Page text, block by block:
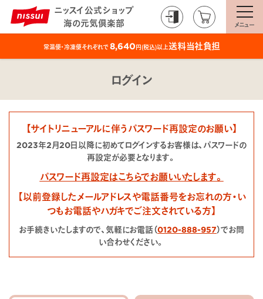
ニッスイ公式ショップ
海の元気倶楽部
メニュー
常温便・冷凍便それぞれで8,640円(税込)以上送料当社負担
ログイン
【サイトリニューアルに伴うパスワード再設定のお願い】
2023年2月20日以降に初めてログインするお客様は、パスワードの
再設定が必要となります。
パスワード再設定はこちらでお願いいたします。
【以前登録したメールアドレスや電話番号をお忘れの方・い
つもお電話やハガキでご注文されている方】
お手続きいたしますので、気軽にお電話（0120-888-957）でお問
い合わせください。